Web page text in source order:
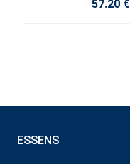
57.20 €
ESSENS